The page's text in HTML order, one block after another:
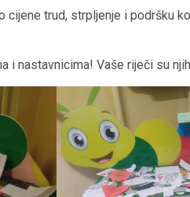
cijene trud, strpljenje i podršku
i nastavnicima! Vaše riječi su